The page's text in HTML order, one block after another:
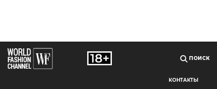
ПОИСК
КОНТАКТЫ